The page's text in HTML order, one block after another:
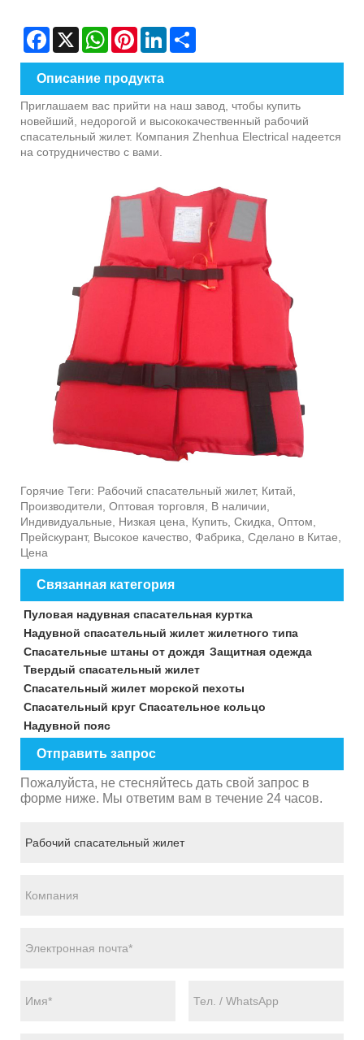
Facebook
X WhatsAppPinterestLinkedIn
Описание продукта
Приглашаем вас прийти на наш завод, чтобы купить
новейший, недорогой и высококачественный рабочий
спасательный жилет. Компания Zhenhua Electrical надеется
на сотрудничество с вами.
Горячие Теги: Рабочий спасательный жилет, Китай,
Производители, Оптовая торговля, В наличии,
Индивидуальные, Низкая цена, Купить, Скидка, Оптом,
Прейскурант, Высокое качество, Фабрика, Сделано в Китае,
Цена
Связанная категория
Пуловая надувная спасательная куртка
Надувной спасательный жилет жилетного типа
Спасательные штаны от дождя Защитная одежда
Твердый спасательный жилет
Спасательный жилет морской пехоты
Спасательный круг Спасательное кольцо
Надувной пояс
Отправить запрос
Пожалуйста, не стесняйтесь дать свой запрос в
форме ниже. Мы ответим вам в течение 24 часов.